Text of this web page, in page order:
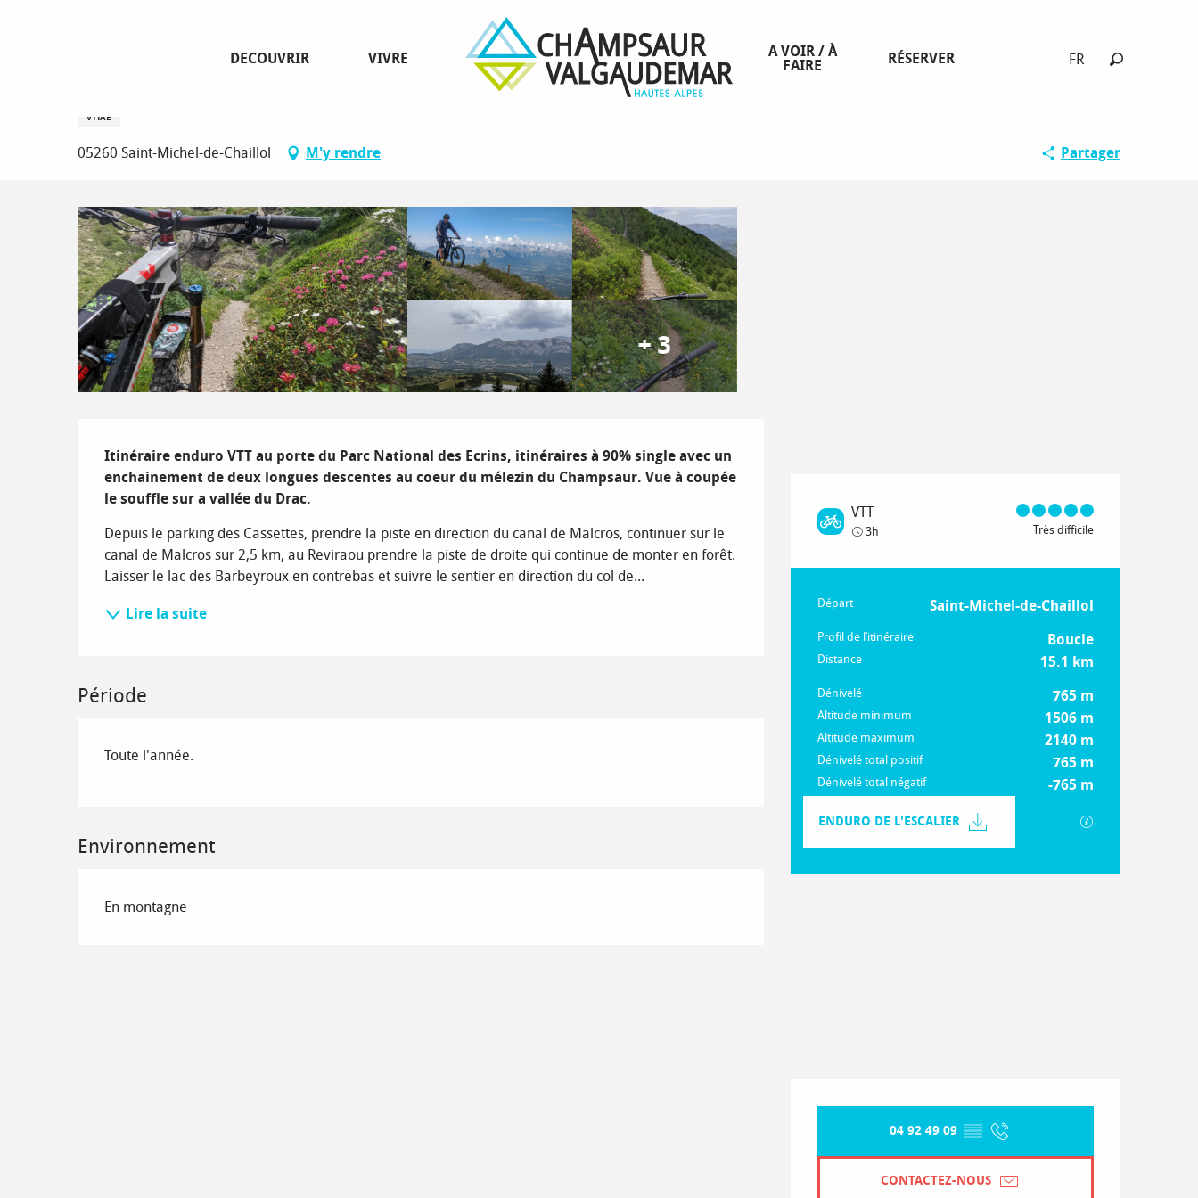
FR
DECOUVRIR VIVRE
A VOIR / À
FAIRE
RÉSERVER
VTTAE
05260 Saint-Michel-de-Chaillol M'y rendre Partager
VTT
3h Très difficile
Informations pratiques
Départ Saint-Michel-de-Chaillol
Profil de l’itinéraire Boucle
Distance 15.1 km
Dénivelé 765 m
Altitude minimum 1506 m
Altitude maximum 2140 m
Dénivelé total positif 765 m
Dénivelé total négatif -765 m
Documentation
ENDURO DE L'ESCALIER
Ouverture et coordonnées
04 92 49 09 ▒▒
CONTACTEZ-NOUS
+ 3
Description
Itinéraire enduro VTT au porte du Parc National des Ecrins, itinéraires à 90% single avec un
enchainement de deux longues descentes au coeur du mélezin du Champsaur. Vue à coupée
le souffle sur a vallée du Drac.
Depuis le parking des Cassettes, prendre la piste en direction du canal de Malcros, continuer sur le
canal de Malcros sur 2,5 km, au Reviraou prendre la piste de droite qui continue de monter en forêt.
Laisser le lac des Barbeyroux en contrebas et suivre le sentier en direction du col de...
Lire la suite
Période
Toute l'année.
Environnement
En montagne